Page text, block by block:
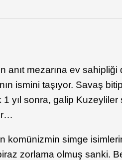
anıt mezarına ev sahipliği
ismini taşıyor. Savaş
yıl sonra, galip Kuzeyliler
komünizmin simge
zorlama olmuş sanki.